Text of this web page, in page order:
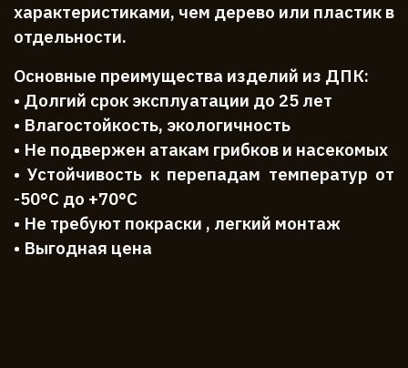
характеристиками, чем дерево или пластик в
отдельности.
Основные преимущества изделий из ДПК:
• Долгий срок эксплуатации до 25 лет
• Влагостойкость, экологичность
• Не подвержен атакам грибков и насекомых
• Устойчивость к перепадам температур от
-50°С до +70°С
• Не требуют покраски , легкий монтаж
• Выгодная цена